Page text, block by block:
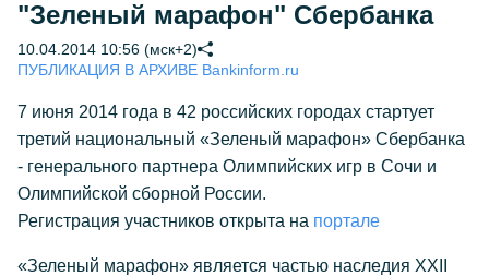
"Зеленый марафон" Сбербанка
10.04.2014 10:56 (мск+2)
ПУБЛИКАЦИЯ В АРХИВЕ Bankinform.ru
7 июня 2014 года в 42 российских городах стартует
третий национальный «Зеленый марафон» Сбербанка
- генерального партнера Олимпийских игр в Сочи и
Олимпийской сборной России.
Регистрация участников открыта на портале
«Зеленый марафон» является частью наследия XXII